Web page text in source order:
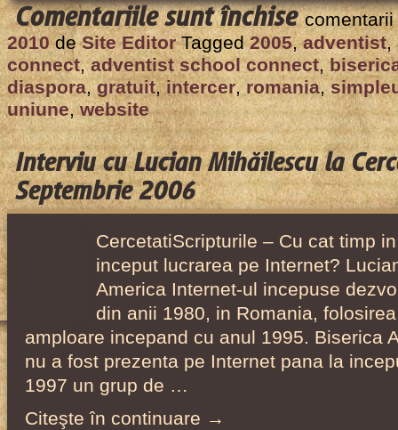
Comentariile sunt închisepentru
Intercer
a
propus
un
sistem
de
website-
uri
gratuite
pentru
bisericile
din
Romania
–
2005
2010 de Site EditorTagged2005,adventist,
connect,adventist school connect,
diaspora,gratuit,intercer,romania,
uniune,website
Interviu cu Lucian Mihăilescu la
Septembrie 2006
CercetatiScripturile – Cu cat timp
inceput lucrarea pe Internet?
America Internet-ul incepuse
din anii 1980, in Romania,
amploare incepand cu anul 1995. Biserica
nu a fost prezenta pe Internet pana la
1997 un grup de …
Citeşte în continuare →